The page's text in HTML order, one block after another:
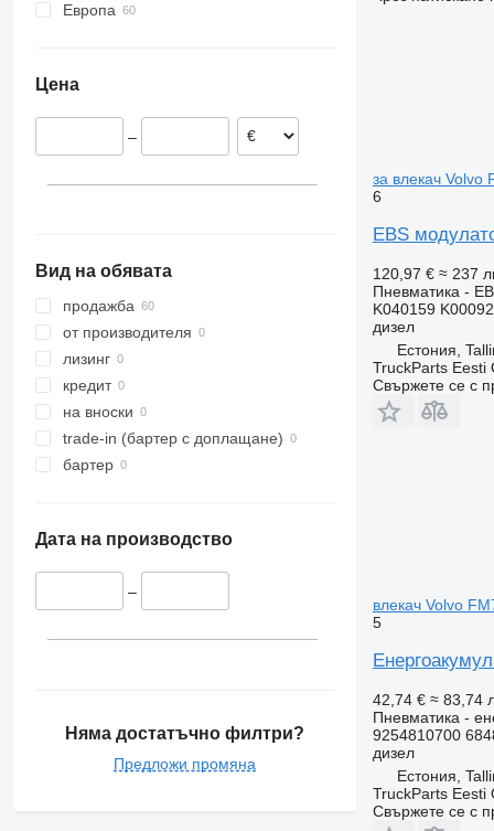
FH 500
FL240
FM12
Европа
Цена
–
Вид на обявата
продажба
от производителя
лизинг
кредит
на вноски
trade-in (бартер с доплащане)
бартер
Дата на производство
–
Няма достатъчно филтри?
Предложи промяна
за влекач
6
EBS
120,97 € ≈ 237
Пневматика -
K040159
дизел
Естония,
TruckParts Eesti
Свържете се с
влекач Volvo
5
42,74 € ≈ 83,74
Пневматика -
9254810700
дизел
Естония,
TruckParts Eesti
Свържете се с